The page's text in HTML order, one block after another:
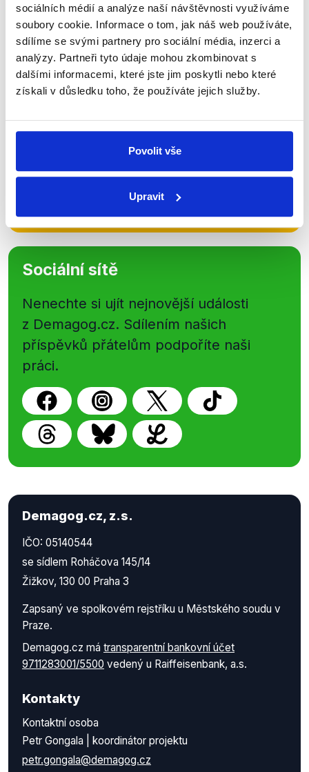
sociálních médií a analýze naší návštěvnosti využíváme
soubory cookie. Informace o tom, jak náš web používáte,
sdílíme se svými partnery pro sociální média, inzerci a
analýzy. Partneři tyto údaje mohou zkombinovat s
dalšími informacemi, které jste jim poskytli nebo které
získali v důsledku toho, že používáte jejich služby.
Povolit vše
Upravit
Přihlaste se k odběru našeho
newsletteru nebowhatsappového
kanálu, kde pravidelně přinášíme
shrnutí nejzajímavějších článků a analýz.
Začněte nás odebírat, a mějte tak
nepravdy se zrovna v Česku šíří.
WhatsApp
Sociální sítě
Nenechte si ujít nejnovější události
z Demagog.cz. Sdílením našich
příspěvků přátelům podpoříte naši
práci.
Demagog.cz, z.s.
IČO: 05140544
se sídlem Roháčova 145/14
Žižkov, 130 00 Praha 3
Zapsaný ve spolkovém rejstříku u Městského soudu v
Praze.
Demagog.cz má transparentní bankovní účet
9711283001/5500 vedený u Raiffeisenbank, a.s.
Kontakty
Kontaktní osoba
Petr Gongala | koordinátor projektu
petr.gongala@demagog.cz